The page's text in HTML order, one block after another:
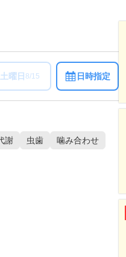
土曜日 8/15 日時指定
謝 虫歯 噛み合わせ